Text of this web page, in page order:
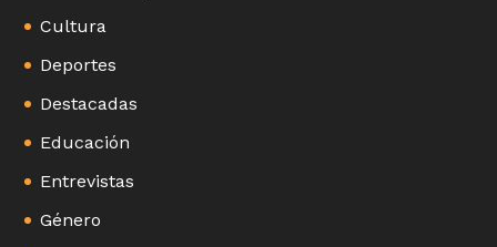
Cultura
Deportes
Destacadas
Educación
Entrevistas
Género